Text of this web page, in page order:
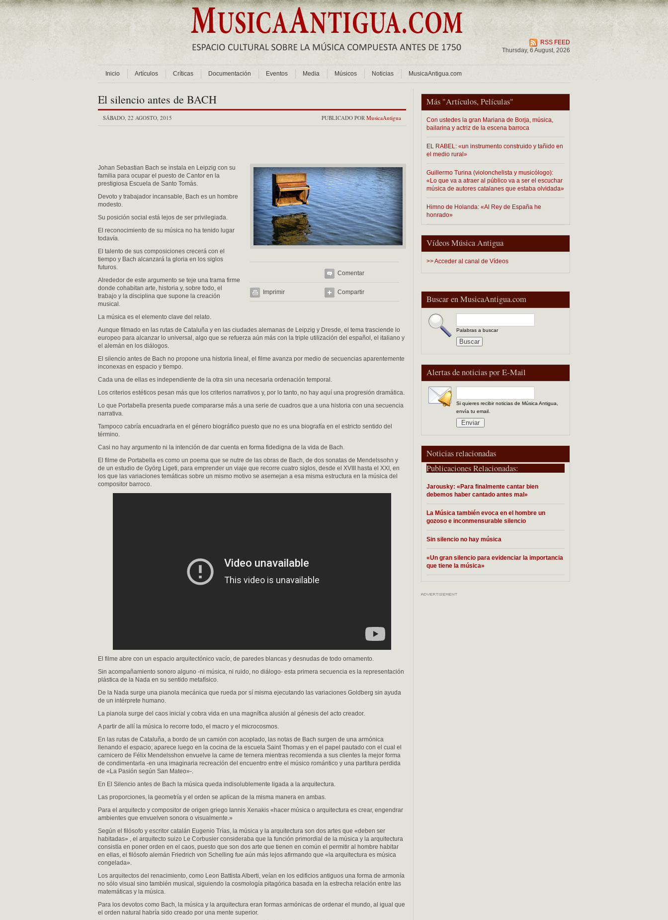
RSS FEED
Thursday, 6 August, 2026
Inicio Artículos Críticas Documentación Eventos Media Músicos Noticias MusicaAntigua.com
Más "Artículos, Películas"
Con ustedes la gran Mariana de Borja, música,
bailarina y actriz de la escena barroca
EL RABEL: «un instrumento construido y tañido en
el medio rural»
Guillermo Turina (violonchelista y musicólogo):
«Lo que va a atraer al público va a ser el escuchar
música de autores catalanes que estaba olvidada»
Himno de Holanda: «Al Rey de España he
honrado»
Vídeos Música Antigua
>> Acceder al canal de Vídeos
Buscar en MusicaAntigua.com
Palabras a buscar
Alertas de noticias por E-Mail
Si quieres recibir noticias de Música Antigua,
envía tu email.
Noticias relacionadas
Publicaciones Relacionadas:
Jarousky: «Para finalmente cantar bien
debemos haber cantado antes mal»
La Música también evoca en el hombre un
gozoso e inconmensurable silencio
Sin silencio no hay música
«Un gran silencio para evidenciar la importancia
que tiene la música»
El silencio antes de BACH
PUBLICADO POR MusicaAntigua
SÁBADO, 22 AGOSTO, 2015
Comentar
Imprimir Compartir
Johan Sebastian Bach se instala en Leipzig con su
familia para ocupar el puesto de Cantor en la
prestigiosa Escuela de Santo Tomás.
Devoto y trabajador incansable, Bach es un hombre
modesto.
Su posición social está lejos de ser privilegiada.
El reconocimiento de su música no ha tenido lugar
todavía.
El talento de sus composiciones crecerá con el
tiempo y Bach alcanzará la gloria en los siglos
futuros.
Alrededor de este argumento se teje una trama firme
donde cohabitan arte, historia y, sobre todo, el
trabajo y la disciplina que supone la creación
musical.
La música es el elemento clave del relato.
Aunque filmado en las rutas de Cataluña y en las ciudades alemanas de Leipzig y Dresde, el tema trasciende lo
europeo para alcanzar lo universal, algo que se refuerza aún más con la triple utilización del español, el italiano y
el alemán en los diálogos.
El silencio antes de Bach no propone una historia lineal, el filme avanza por medio de secuencias aparentemente
inconexas en espacio y tiempo.
Cada una de ellas es independiente de la otra sin una necesaria ordenación temporal.
Los criterios estéticos pesan más que los criterios narrativos y, por lo tanto, no hay aquí una progresión dramática.
Lo que Portabella presenta puede compararse más a una serie de cuadros que a una historia con una secuencia
narrativa.
Tampoco cabría encuadrarla en el género biográfico puesto que no es una biografía en el estricto sentido del
término.
Casi no hay argumento ni la intención de dar cuenta en forma fidedigna de la vida de Bach.
El filme de Portabella es como un poema que se nutre de las obras de Bach, de dos sonatas de Mendelssohn y
de un estudio de Györg Ligeti, para emprender un viaje que recorre cuatro siglos, desde el XVIII hasta el XXI, en
los que las variaciones temáticas sobre un mismo motivo se asemejan a esa misma estructura en la música del
compositor barroco.
El filme abre con un espacio arquitectónico vacío, de paredes blancas y desnudas de todo ornamento.
Sin acompañamiento sonoro alguno -ni música, ni ruido, no diálogo- esta primera secuencia es la representación
plástica de la Nada en su sentido metafísico.
De la Nada surge una pianola mecánica que rueda por sí misma ejecutando las variaciones Goldberg sin ayuda
de un intérprete humano.
La pianola surge del caos inicial y cobra vida en una magnífica alusión al génesis del acto creador.
A partir de allí la música lo recorre todo, el macro y el microcosmos.
En las rutas de Cataluña, a bordo de un camión con acoplado, las notas de Bach surgen de una armónica
llenando el espacio; aparece luego en la cocina de la escuela Saint Thomas y en el papel pautado con el cual el
carnicero de Félix Mendelsshon envuelve la carne de ternera mientras recomienda a sus clientes la mejor forma
de condimentarla -en una imaginaria recreación del encuentro entre el músico romántico y una partitura perdida
de «La Pasión según San Mateo»-.
En El Silencio antes de Bach la música queda indisolublemente ligada a la arquitectura.
Las proporciones, la geometría y el orden se aplican de la misma manera en ambas.
Para el arquitecto y compositor de origen griego Iannis Xenakis «hacer música o arquitectura es crear, engendrar
ambientes que envuelven sonora o visualmente.»
Según el filósofo y escritor catalán Eugenio Trías, la música y la arquitectura son dos artes que «deben ser
habitadas» , el arquitecto suizo Le Corbusier consideraba que la función primordial de la música y la arquitectura
consistía en poner orden en el caos, puesto que son dos arte que tienen en común el permitir al hombre habitar
en ellas, el filósofo alemán Friedrich von Schelling fue aún más lejos afirmando que «la arquitectura es música
congelada».
Los arquitectos del renacimiento, como Leon Battista Alberti, veían en los edificios antiguos una forma de armonía
no sólo visual sino también musical, siguiendo la cosmología pitagórica basada en la estrecha relación entre las
matemáticas y la música.
Para los devotos como Bach, la música y la arquitectura eran formas armónicas de ordenar el mundo, al igual que
el orden natural habría sido creado por una mente superior.